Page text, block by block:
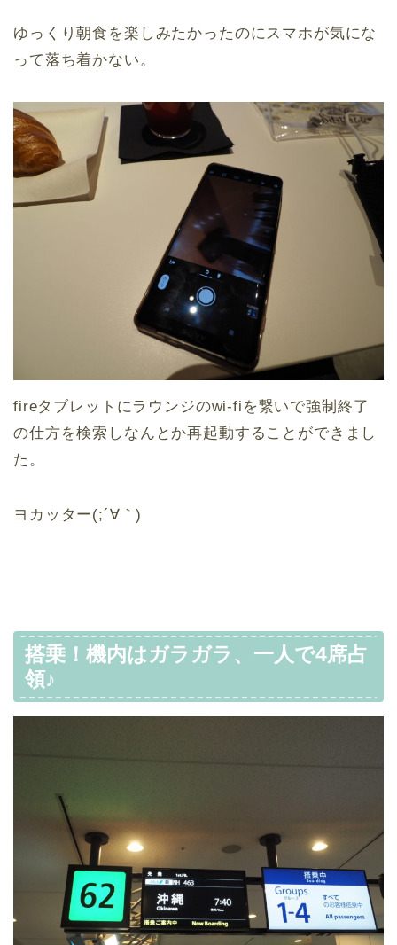
ゆっくり朝食を楽しみたかったのにスマホが気にな
って落ち着かない。
fireタブレットにラウンジのwi-fiを繋いで強制終了
の仕方を検索しなんとか再起動することができまし
た。
ヨカッター(;´∀｀)
搭乗！機内はガラガラ、一人で4席占
領♪